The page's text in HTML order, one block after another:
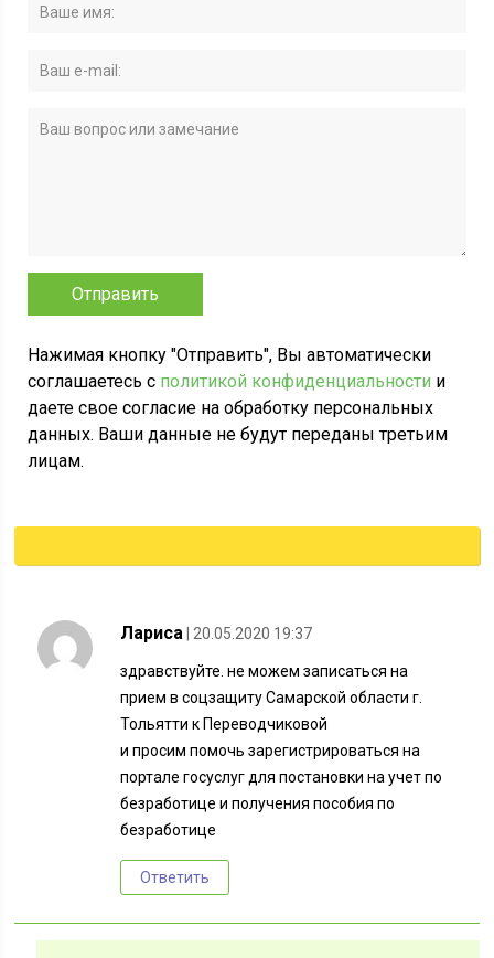
Нажимая кнопку "Отправить", Вы автоматически
соглашаетесь с политикой конфиденциальности и
даете свое согласие на обработку персональных
данных. Ваши данные не будут переданы третьим
лицам.
Лариса | 20.05.2020 19:37
здравствуйте. не можем записаться на
прием в соцзащиту Самарской области г.
Тольятти к Переводчиковой
и просим помочь зарегистрироваться на
портале госуслуг для постановки на учет по
безработице и получения пособия по
безработице
Ответить